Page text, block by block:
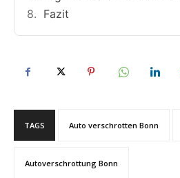
Fazit
TAGS Auto verschrotten Bonn
Autoverschrottung Bonn